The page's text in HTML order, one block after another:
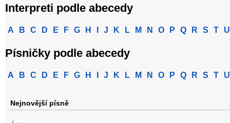
Interpreti podle abecedy
A B C D E F G H J K L M N O P Q R S T U
Písničky podle abecedy
A B C D E F G H J K L M N O P Q R S T U
Nejnovější písně